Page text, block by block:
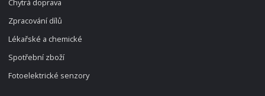
Chytrá doprava
Zpracování dílů
Lékařské a chemické
Spotřební zboží
Fotoelektrické senzory